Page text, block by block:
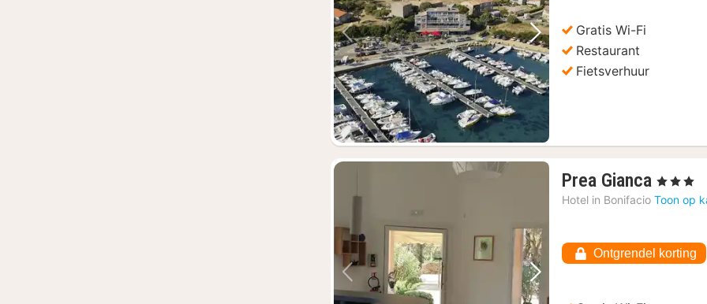
Vorige foto Volgende foto
Gratis Wi-Fi
Restaurant
Fietsverhuur
Vorige foto Volgende foto
Prea Gianca 1
nacht
€
, 3 Sterren
Hotel in Bonifacio Toon op
Ontgrendel korting